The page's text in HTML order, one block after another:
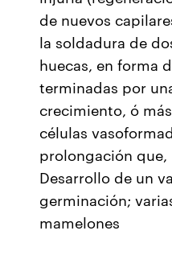
de nuevos
la soldadura de
huecas, en forma
terminadas por
crecimiento, ó
células
prolongación que,
Desarrollo de un
germinación;
mamelones